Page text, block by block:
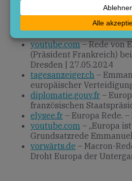
Quellen
youtube.com– Rede von
(Präsident Frankreich)
Dresden | 27.05.2024
tagesanzeiger.ch –
europäischer
diplomatie.gouv.fr –
französischen
elysee.fr – Europa Rede. –
youtube.com – „Europa
Grundsatzrede
vorwärts.de – Macron-
Droht Europa der